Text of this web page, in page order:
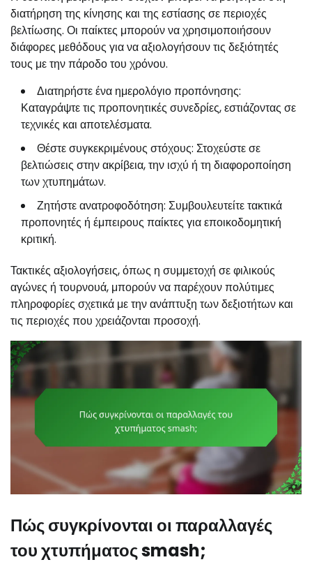
διατήρηση της κίνησης και της εστίασης σε περιοχές
βελτίωσης. Οι παίκτες μπορούν να χρησιμοποιήσουν
διάφορες μεθόδους για να αξιολογήσουν τις δεξιότητές
τους με την πάροδο του χρόνου.
Διατηρήστε ένα ημερολόγιο προπόνησης:
Καταγράψτε τις προπονητικές συνεδρίες, εστιάζοντας σε
τεχνικές και αποτελέσματα.
Θέστε συγκεκριμένους στόχους: Στοχεύστε σε
βελτιώσεις στην ακρίβεια, την ισχύ ή τη διαφοροποίηση
των χτυπημάτων.
Ζητήστε ανατροφοδότηση: Συμβουλευτείτε τακτικά
προπονητές ή έμπειρους παίκτες για εποικοδομητική
κριτική.
Τακτικές αξιολογήσεις, όπως η συμμετοχή σε φιλικούς
αγώνες ή τουρνουά, μπορούν να παρέχουν πολύτιμες
πληροφορίες σχετικά με την ανάπτυξη των δεξιοτήτων και
τις περιοχές που χρειάζονται προσοχή.
Πώς συγκρίνονται οι παραλλαγές
του χτυπήματος smash;